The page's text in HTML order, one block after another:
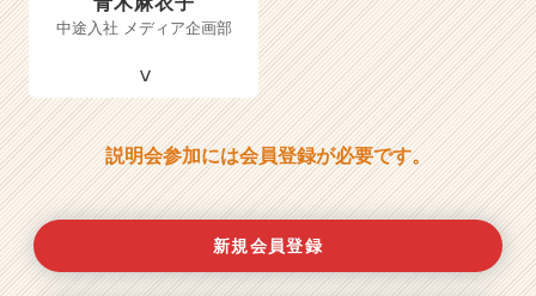
中途入社 メディア企画部
説明会参加には会員登録が必要です。
新規会員登録